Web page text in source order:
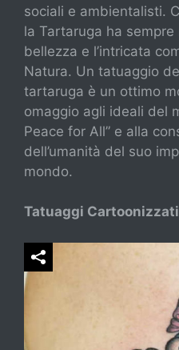
sociali e ambientalisti.
la Tartaruga ha
bellezza e l’intricata
Natura. Un tatuaggio
tartaruga è un ottimo
omaggio agli ideali del
Peace for All” e alla
dell’umanità del suo
mondo.
Tatuaggi Cartoonizzati